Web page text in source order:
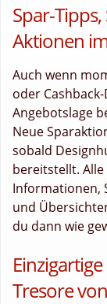
Spar-
Aktionen
Auch wenn
oder
Angebotslage
Neue
sobald
bereitstellt. Alle
Informationen,
und
du dann wie
Tresore